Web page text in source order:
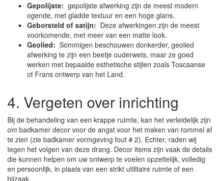
Gepolijste: gepolijste afwerking zijn de meest modern
ogende, met gladde textuur en een hoge glans.
Geborsteld of satijn: Deze afwerkingen zijn de meest
voorkomende, met meer van een matte look.
Geolied: Sommigen beschouwen donkerder, geolied
afwerking te zijn een beetje ouderwets, maar ze goed
werken met bepaalde esthetische stijlen zoals Toscaanse
of Frans ontwerp van het Land.
4. Vergeten over inrichting
Bij de behandeling van een krappe ruimte, kan het verleidelijk zijn
om badkamer decor voor de angst voor het maken van rommel af
te zien (zie badkamer vormgeving fout # 2). Echter, raden wij
tegen het volgen van deze drang. Decor items zijn vaak de details
die kunnen helpen om uw ontwerp te voelen opzettelijk, volledig
en persoonlijk, in plaats van een strikt utilitaire ruimte of een
bijzaak.